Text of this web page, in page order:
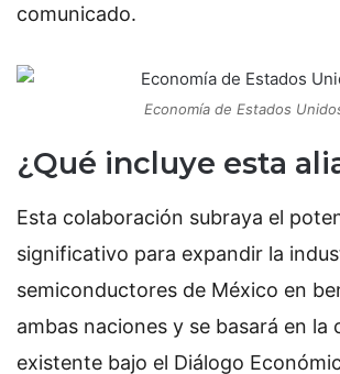
comunicado.
Economía de Estados
¿Qué incluye esta
Esta colaboración subraya el
significativo para expandir la
semiconductores de México en
ambas naciones y se basará en la
existente bajo el Diálogo